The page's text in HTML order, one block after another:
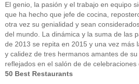
El genio, la pasión y el trabajo en equipo
que ha hecho que jefe de cocina,
otra vez su genialidad y sean
del mundo. La dinámica y la suma de las
de 2013 se repita en 2015 y una vez más
y calidez de tres hermanos amantes de
reflejados en el salón de de celebraciones
50 Best Restaurants